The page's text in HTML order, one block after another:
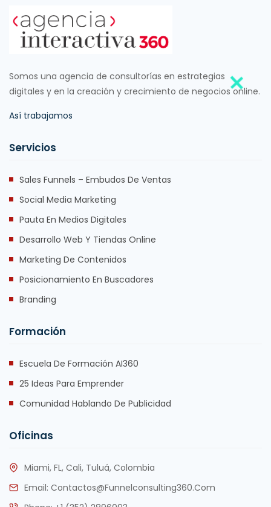
Somos una agencia de consultorías en estrategias
digitales y en la creación y crecimiento de negocios online.
Así trabajamos
Servicios
Sales Funnels – Embudos De Ventas
Social Media Marketing
Pauta En Medios Digitales
Desarrollo Web Y Tiendas Online
Marketing De Contenidos
Posicionamiento En Buscadores
Branding
Formación
Escuela De Formación AI360
25 Ideas Para Emprender
Comunidad Hablando De Publicidad
Oficinas
Miami, FL, Cali, Tuluá, Colombia
Email: Contactos@funnelconsulting360.com